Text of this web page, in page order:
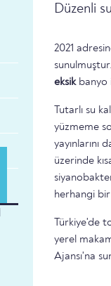
Düzenli
2021
eksikbanyo
Tutarlı su
yüzmeme
üzerinde
herhangi
Türkiye'de
yerel
Ajansı'na